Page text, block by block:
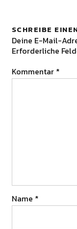
SCHREIBE
Deine E-Mail-
Erforderliche
Kommentar *
Name *